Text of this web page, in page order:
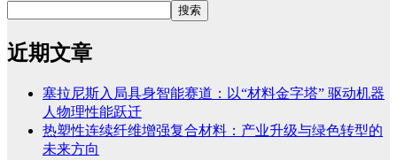
搜索
近期文章
塞拉尼斯入局具身智能赛道：以“材料金字塔” 驱动机器
人物理性能跃迁
热塑性连续纤维增强复合材料：产业升级与绿色转型的
未来方向